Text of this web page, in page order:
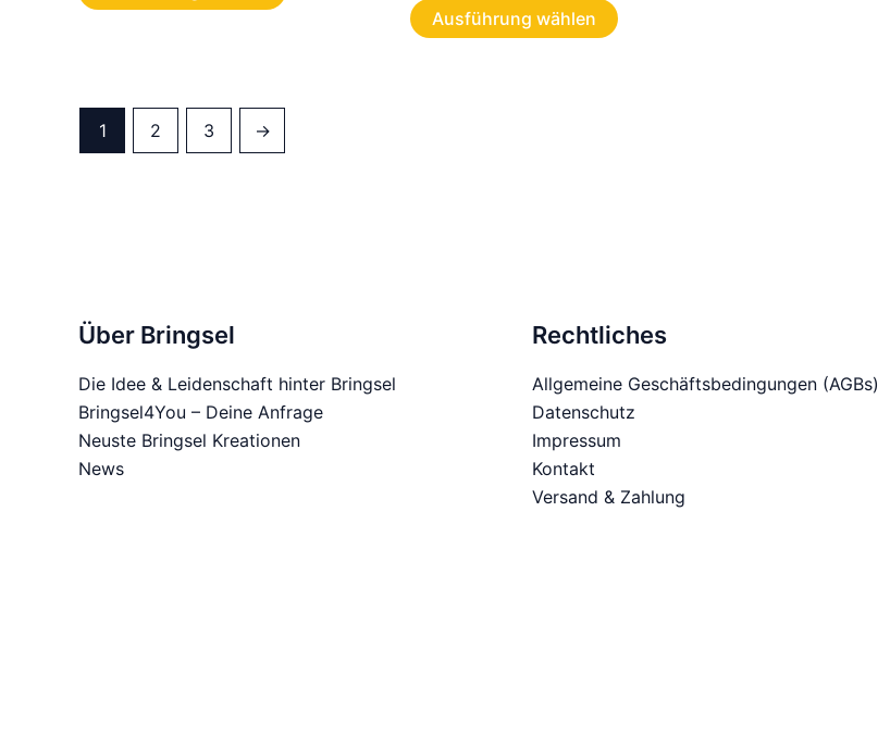
Ausführung wählen
Produkt
gewählt
1 2 3 →
Über Bringsel
Die Idee & Leidenschaft hinter Bringsel
Bringsel4You – Deine Anfrage
Neuste Bringsel Kreationen
News
Rechtliches
Allgemeine Geschäftsbedingungen (AGBs)
Datenschutz
Impressum
Kontakt
Versand & Zahlung